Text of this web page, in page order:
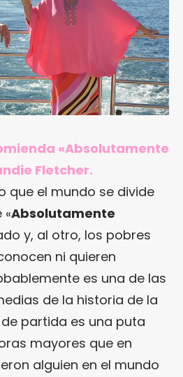
«Absolutamente
Fletcher.
que el mundo se divide
«Absolutamente
y, al otro, los pobres
ni quieren
es una de las
de la historia de la
partida es una puta
mayores que en
alguien en el mundo